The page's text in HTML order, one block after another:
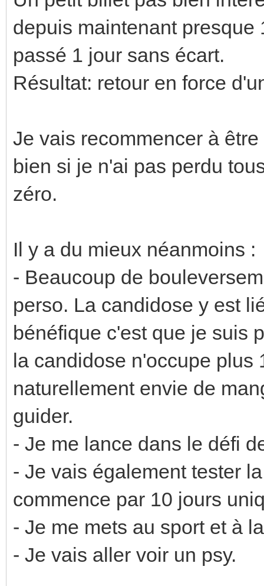
depuis maintenant
passé 1 jour sans écart.
Résultat: retour en force
Je vais recommencer à
bien si je n'ai pas perdu
zéro.
Il y a du mieux néanmoins :
- Beaucoup de
perso. La candidose y est
bénéfique c'est que je suis
la candidose n'occupe plus
naturellement envie de
guider.
- Je me lance dans le défi
- Je vais également tester
commence par 10 jours
- Je me mets au sport et à
- Je vais aller voir un psy.